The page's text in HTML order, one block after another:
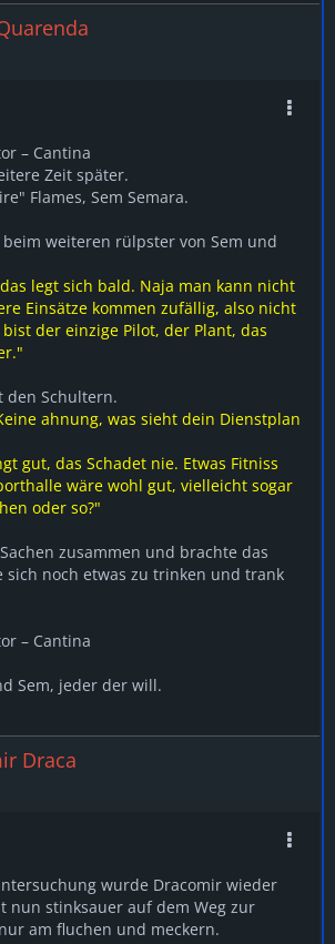
– Cantina
Zeit später.
Flames, Sem Semara.
weiteren rülpster von Sem und
legt sich bald. Naja man kann nicht
Einsätze kommen zufällig, also nicht
der einzige Pilot, der Plant, das
den Schultern.
ahnung, was sieht dein Dienstplan
gut, das Schadet nie. Etwas Fitniss
wäre wohl gut, vielleicht sogar
oder so?"
zusammen und brachte das
sich noch etwas zu trinken und trank
– Cantina
Sem, jeder der will.
Draca
wurde Dracomir wieder
nun stinksauer auf dem Weg zur
am fluchen und meckern.